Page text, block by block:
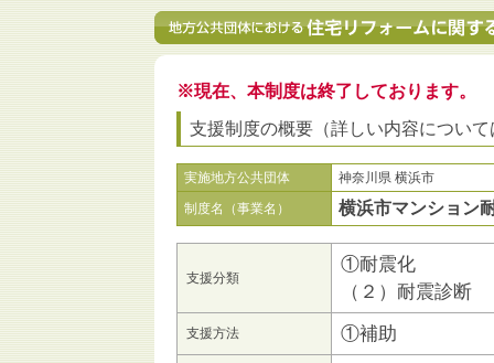
※現在、本制度は終了しております。
支援制度の概要（詳しい内容につい
実施地方公共団体
神奈川県 横浜市
制度名（事業名）
横浜市マンション
支援分類
①耐震化
（２）耐震診断
支援方法 ①補助